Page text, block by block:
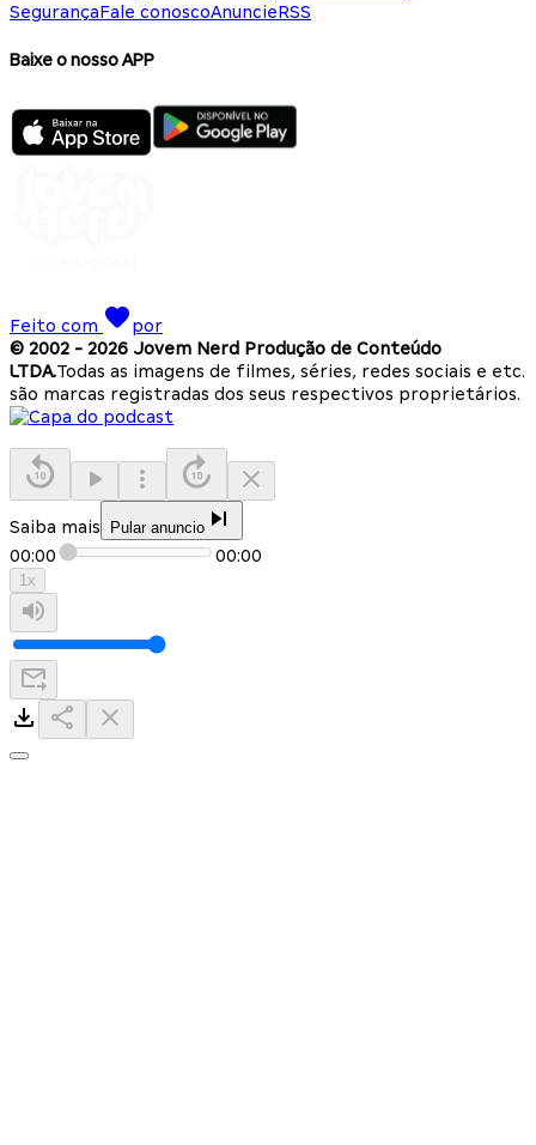
SegurançaFale conoscoAnuncieRSS
Baixe o nosso APP
Feito com
por
© 2002 - 2026 Jovem Nerd Produção de Conteúdo
LTDA.Todas as imagens de filmes, séries, redes sociais e etc.
são marcas registradas dos seus respectivos proprietários.
Saiba mais Pular anuncio
00:00 00:00
1x